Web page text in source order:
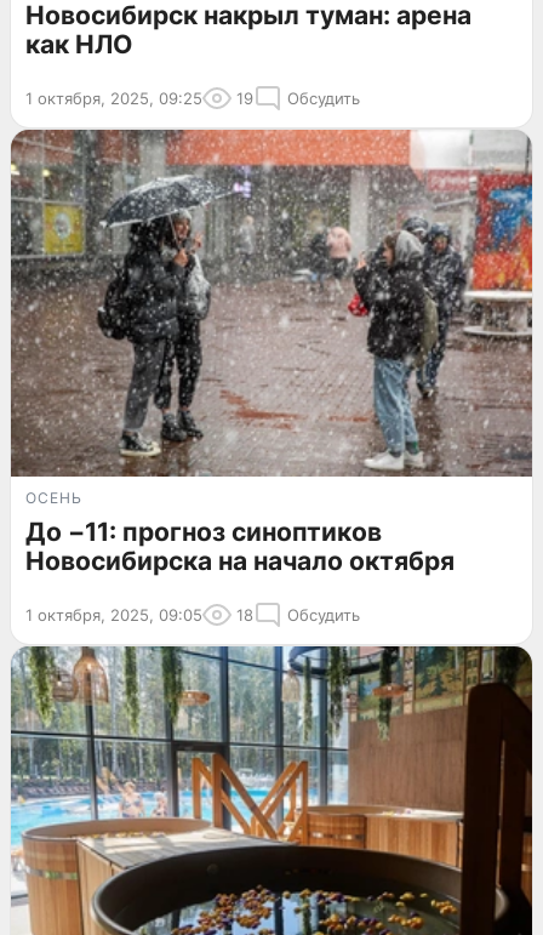
Новосибирск накрыл туман: арена
как НЛО
1 октября, 2025, 09:25 19 Обсудить
ОСЕНЬ
До −11: прогноз синоптиков
Новосибирска на начало октября
1 октября, 2025, 09:05 18 Обсудить